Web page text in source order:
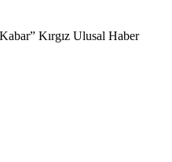
Kırgız Ulusal Haber